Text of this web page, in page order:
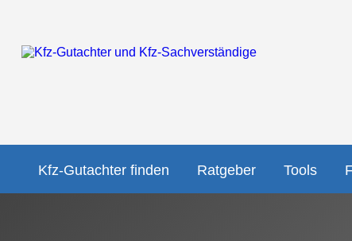
Kfz-Gutachter finden Ratgeber Tools